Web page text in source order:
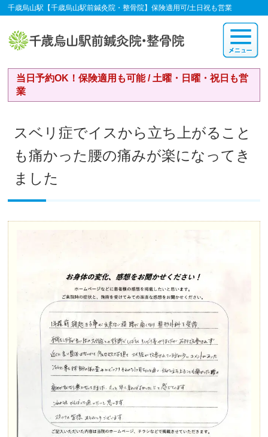
千歳烏山駅【千歳烏山駅前鍼灸院・整骨院】保険適用可/土日祝も営業
当日予約OK！保険適用も可能 / 土曜・日曜・祝日も営
業
スベリ症でイスから立ち上がること
も痛かった腰の痛みが楽になってき
ました